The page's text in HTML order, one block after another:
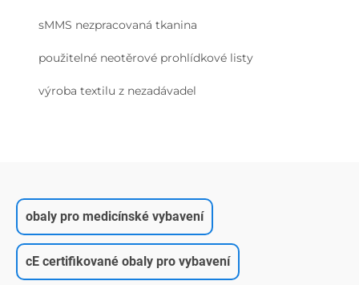
sMMS nezpracovaná tkanina
použitelné neotěrové prohlídkové listy
výroba textilu z nezadávadel
obaly pro medicínské vybavení
cE certifikované obaly pro vybavení